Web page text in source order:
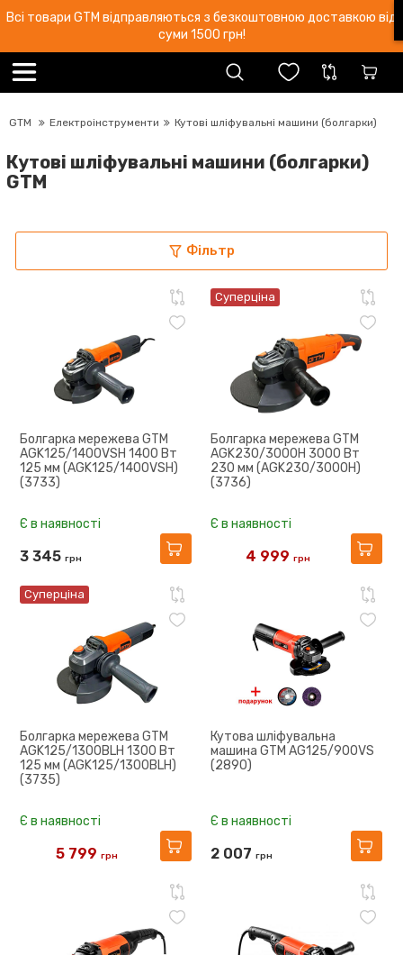
Всі товари GTM відправляються з безкоштовною доставкою від
суми 1500 грн!
GTM Електроінструменти Кутові шліфувальні машини (болгарки)
Кутові шліфувальні машини (болгарки)
GTM
Фільтр
Болгарка мережева GTM
AGK125/1400VSH 1400 Вт
125 мм (AGK125/1400VSH)
(3733)
Є в наявності
3 345 грн
Суперціна
Болгарка мережева GTM
AGK230/3000H 3000 Вт
230 мм (AGK230/3000H)
(3736)
Є в наявності
4 999 грн
Суперціна
Болгарка мережева GTM
AGK125/1300BLH 1300 Вт
125 мм (AGK125/1300BLH)
(3735)
Є в наявності
5 799 грн
Кутова шліфувальна
машина GTM AG125/900VS
(2890)
Є в наявності
2 007 грн